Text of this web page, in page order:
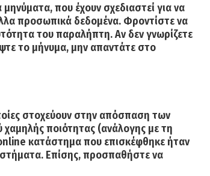
που έχουν σχεδιαστεί για να
προσωπικά δεδομένα. Φροντίστε να
του παραλήπτη. Αν δεν γνωρίζετε
το μήνυμα, μην απαντάτε στο
στοχεύουν στην απόσπαση των
ποιότητας (ανάλογης με τη
κατάστημα που επισκέφθηκε ήταν
Επίσης, προσπαθήστε να